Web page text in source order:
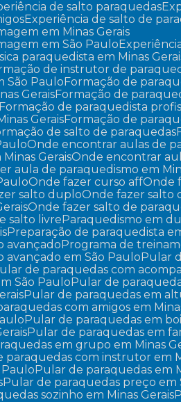
de salto paraquedas
Experiência de salto de
em Minas Gerais
em São Paulo
paraquedista em Minas
de instrutor de
São Paulo
Formação de
Gerais Formação de
Formação de paraquedista
Gerais Formação de
de salto de paraquedas
Onde encontrar aulas de
Gerais
Onde encontrar
aula de paraquedismo em
Onde fazer curso aff
salto duplo
Onde fazer
Onde fazer salto de
salto livre Paraquedismo em
Preparação de paraquedista
avançado
Programa de
avançado em São Paulo
Pular
Pular de paraquedas com
São Paulo
Pular de
Pular de paraquedas em
com amigos em
Pular de paraquedas em
Pular de paraquedas em
em grupo em Minas
paraquedas com instrutor em
Paulo
Pular de paraquedas em
Pular de paraquedas preço em
sozinho em Minas Gerais